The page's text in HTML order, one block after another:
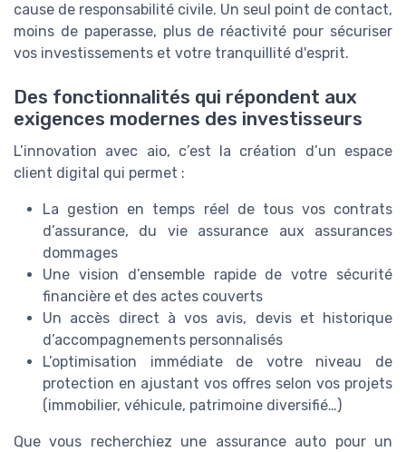
cause de responsabilité civile. Un seul point de contact,
moins de paperasse, plus de réactivité pour sécuriser
vos investissements et votre tranquillité d'esprit.
Des fonctionnalités qui répondent aux
exigences modernes des investisseurs
L’innovation avec aio, c’est la création d’un espace
client digital qui permet :
La gestion en temps réel de tous vos contrats
d’assurance, du vie assurance aux assurances
dommages
Une vision d’ensemble rapide de votre sécurité
financière et des actes couverts
Un accès direct à vos avis, devis et historique
d’accompagnements personnalisés
L’optimisation immédiate de votre niveau de
protection en ajustant vos offres selon vos projets
(immobilier, véhicule, patrimoine diversifié…)
Que vous recherchiez une assurance auto pour un